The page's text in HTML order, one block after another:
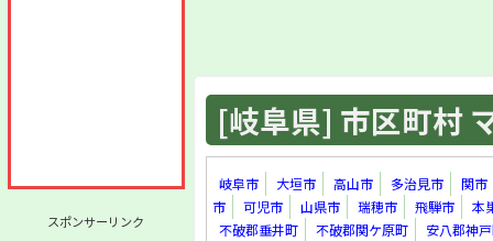
スポンサーリンク
[岐阜県] 市区町村
岐阜市 大垣市 高山市 多治見市
関市
市
可児市 山県市 瑞穂市 飛騨市
本
不破郡垂井町
不破郡関ケ原町
安八郡神